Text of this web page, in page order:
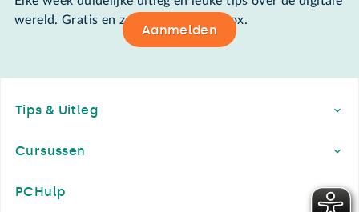
wereld. Gratis en zomaar in de mailbox.
Aanmelden
Tips & Uitleg
Cursussen
PCHulp